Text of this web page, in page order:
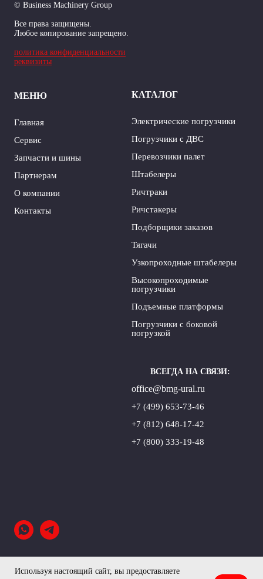
Используя настоящий сайт, вы предоставляете
© Business Machinery Group
Все права защищены.
Любое копирование запрещено.
политика конфиденциальности
реквизиты
МЕНЮ
Главная
Сервис
Запчасти и шины
Партнерам
О компании
Контакты
КАТАЛОГ
Электрические погрузчики
Погрузчики с ДВС
Перевозчики палет
Штабелеры
Ричтраки
Ричстакеры
Подборщики заказов
Тягачи
Узкопроходные штабелеры
Высокопроходимые
погрузчики
Подъемные платформы
Погрузчики с боковой
погрузкой
ВСЕГДА НА СВЯЗИ:
office@bmg-ural.ru
+7 (499) 653-73-46
+7 (812) 648-17-42
+7 (800) 333-19-48